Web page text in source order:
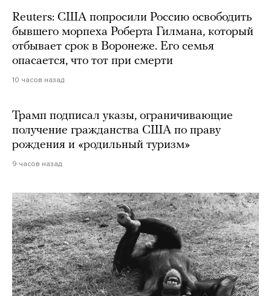
Reuters: США попросили Россию освободить
бывшего морпеха Роберта Гилмана, который
отбывает срок в Воронеже. Его семья
опасается, что тот при смерти
10 часов назад
Трамп подписал указы, ограничивающие
получение гражданства США по праву
рождения и «родильный туризм»
9 часов назад